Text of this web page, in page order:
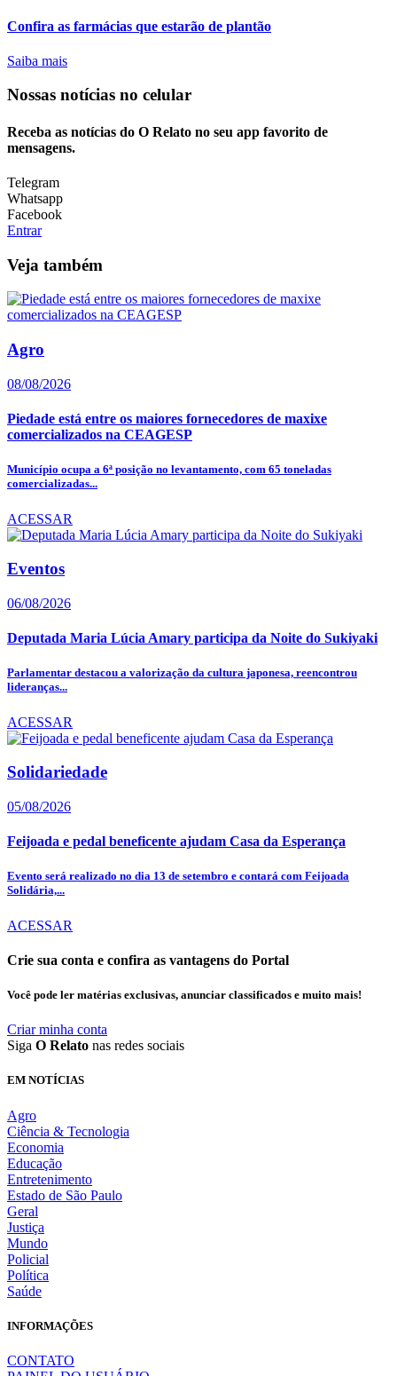
Confira as farmácias que estarão de plantão
Saiba mais
Nossas notícias no celular
Receba as notícias do O Relato no seu app favorito de
mensagens.
Telegram
Whatsapp
Facebook
Entrar
Veja também
Agro
08/08/2026
Piedade está entre os maiores fornecedores de maxixe
comercializados na CEAGESP
Município ocupa a 6ª posição no levantamento, com 65 toneladas
comercializadas...
ACESSAR
Eventos
06/08/2026
Deputada Maria Lúcia Amary participa da Noite do Sukiyaki
Parlamentar destacou a valorização da cultura japonesa, reencontrou
lideranças...
ACESSAR
Solidariedade
05/08/2026
Feijoada e pedal beneficente ajudam Casa da Esperança
Evento será realizado no dia 13 de setembro e contará com Feijoada
Solidária,...
ACESSAR
Crie sua conta e confira as vantagens do Portal
Você pode ler matérias exclusivas, anunciar classificados e muito mais!
Criar minha conta
Siga O Relato nas redes sociais
EM NOTÍCIAS
Agro
Ciência & Tecnologia
Economia
Educação
Entretenimento
Estado de São Paulo
Geral
Justiça
Mundo
Policial
Política
Saúde
INFORMAÇÕES
CONTATO